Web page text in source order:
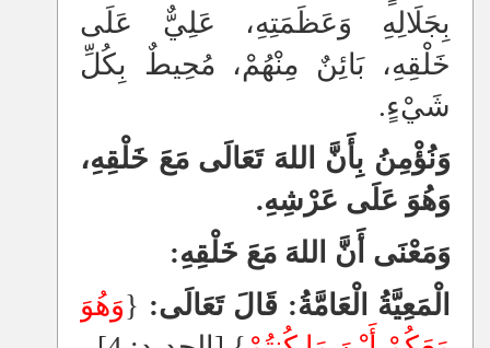
بِجَلَالِهِ وَعَظَمَتِهِ، عَلِيٌّ عَلَى
خَلْقِهِ، بَائِنٌ مِنْهُمْ، مُحِيطٌ بِكُلِّ
شَيْءٍ.
وَنُؤْمِنُ بِأَنَّ اللهَ تَعَالَى مَعَ خَلْقِهِ،
وَهُوَ عَلَى عَرْشِهِ.
وَمَعْنَى أَنَّ اللهَ مَعَ خَلْقِهِ:
الْمَعِيَّةُ الْعَامَّةُ: قَالَ تَعَالَى: {وَهُوَ